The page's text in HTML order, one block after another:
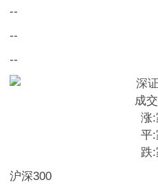
--
--
--
成
涨:
平:
跌:
沪深300